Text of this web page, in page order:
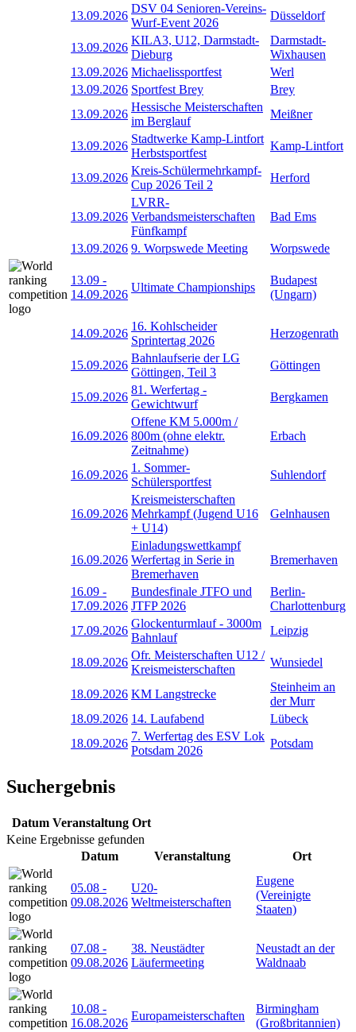
13.09.2026
DSV 04 Senioren-Vereins-
Wurf-Event 2026
Düsseldorf
13.09.2026
KILA3, U12, Darmstadt-
Dieburg
Darmstadt-
Wixhausen
13.09.2026 Michaelissportfest
Werl
13.09.2026 Sportfest Brey
Brey
13.09.2026
Hessische Meisterschaften
im Berglauf
Meißner
13.09.2026
Stadtwerke Kamp-Lintfort
Herbstsportfest
Kamp-Lintfort
13.09.2026
Kreis-Schülermehrkampf-
Cup 2026 Teil 2
Herford
13.09.2026
LVRR-
Verbandsmeisterschaften
Fünfkampf
Bad Ems
13.09.2026 9. Worpswede Meeting Worpswede
13.09 -
14.09.2026
Ultimate Championships
Budapest
(Ungarn)
14.09.2026
16. Kohlscheider
Sprintertag 2026
Herzogenrath
15.09.2026
Bahnlaufserie der LG
Göttingen, Teil 3
Göttingen
15.09.2026
81. Werfertag -
Gewichtwurf
Bergkamen
16.09.2026
Offene KM 5.000m /
800m (ohne elektr.
Zeitnahme)
Erbach
16.09.2026
1. Sommer-
Schülersportfest
Suhlendorf
16.09.2026
Kreismeisterschaften
Mehrkampf (Jugend U16
+ U14)
Gelnhausen
16.09.2026
Einladungswettkampf
Werfertag in Serie in
Bremerhaven
Bremerhaven
16.09 -
17.09.2026
Bundesfinale JTFO und
JTFP 2026
Berlin-
Charlottenburg
17.09.2026
Glockenturmlauf - 3000m
Bahnlauf
Leipzig
18.09.2026
Ofr. Meisterschaften U12 /
Kreismeisterschaften
Wunsiedel
18.09.2026 KM Langstrecke
Steinheim an
der Murr
18.09.2026 14. Laufabend
Lübeck
18.09.2026
7. Werfertag des ESV Lok
Potsdam 2026
Potsdam
Suchergebnis
Datum Veranstaltung Ort
Keine Ergebnisse gefunden
Datum
Veranstaltung Ort
05.08 -
09.08.2026
U20-
Weltmeisterschaften
Eugene
(Vereinigte
Staaten)
07.08 -
09.08.2026
38. Neustädter
Läufermeeting
Neustadt an der
Waldnaab
10.08 -
16.08.2026
Europameisterschaften
Birmingham
(Großbritannien)